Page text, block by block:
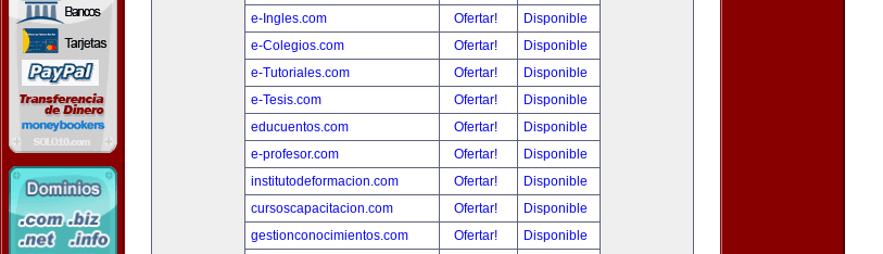
e-Ingles.com
Ofertar!
Disponible
e-Colegios.com
Ofertar!
Disponible
e-Tutoriales.com
Ofertar!
Disponible
e-Tesis.com
Ofertar!
Disponible
educuentos.com
Ofertar!
Disponible
e-profesor.com
Ofertar!
Disponible
institutodeformacion.com
Ofertar!
Disponible
cursoscapacitacion.com
Ofertar!
Disponible
gestionconocimientos.com
Ofertar!
Disponible